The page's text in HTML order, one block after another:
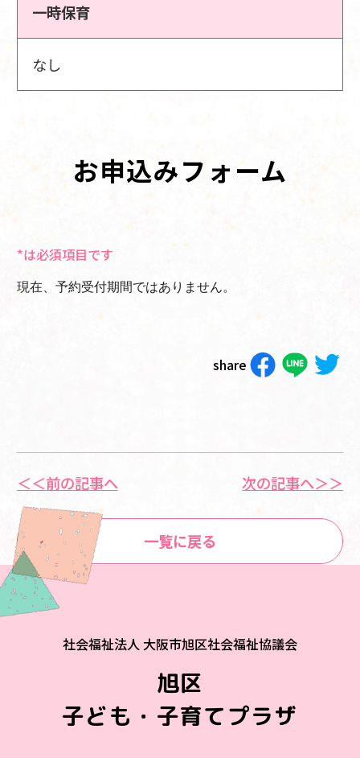
一時保育
なし
お申込みフォーム
*は必須項目です
現在、予約受付期間ではありません。
share
＜＜前の記事へ
一覧に戻る
次の記事へ＞＞
社会福祉法人 大阪市旭区社会福祉協議会
旭区
子ども・子育てプラザ